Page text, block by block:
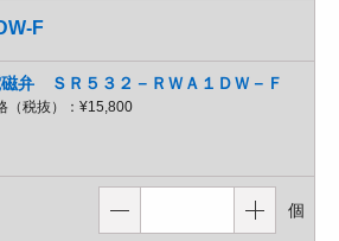
F
弁 ＳＲ５３２－ＲＷＡ１ＤＷ－Ｆ
（税抜）： ¥15,800
個